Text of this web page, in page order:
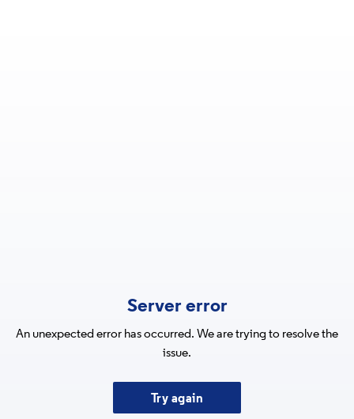
Server error
An unexpected error has occurred. We are trying to resolve the
issue.
Try again